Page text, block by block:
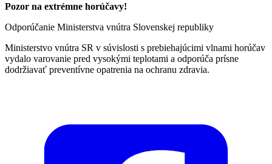
Pozor na extrémne horúčavy!
Odporúčanie Ministerstva vnútra Slovenskej republiky
Ministerstvo vnútra SR v súvislosti s prebiehajúcimi vlnami horúčav
vydalo varovanie pred vysokými teplotami a odporúča prísne
dodržiavať preventívne opatrenia na ochranu zdravia.